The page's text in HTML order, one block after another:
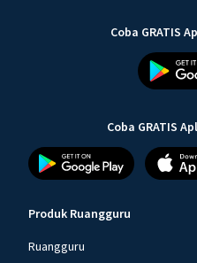
Coba GRATIS
Coba GRATIS
Produk Ruangguru
Ruangguru